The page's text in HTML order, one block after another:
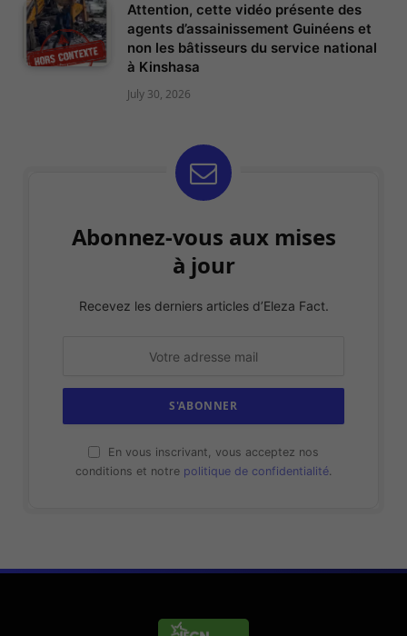
Attention, cette vidéo présente des
agents d’assainissement Guinéens et
non les bâtisseurs du service national
à Kinshasa
July 30, 2026
Abonnez-vous aux mises
à jour
Recevez les derniers articles d’Eleza Fact.
En vous inscrivant, vous acceptez nos
conditions et notre politique de confidentialité.